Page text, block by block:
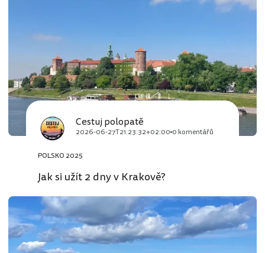
Cestuj polopatě
2026-06-27T21:23:32+02:00 0 komentářů
POLSKO 2025
Jak si užít 2 dny v Krakově?